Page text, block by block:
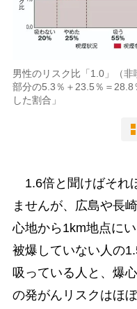
男性のリスク比「1.0」（
部分の5.3％＋23.5％＝28.8
した割合」
1.6倍と聞けばそれ
ませんが、広島や長
心地から1km地点に
被爆していない人の
吸っている人と、爆
の発がんリスクはほ